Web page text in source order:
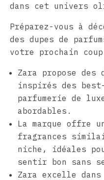
dans cet univers
Préparez-vous à
des dupes de
votre prochain
Zara propose des
inspirés des
parfumerie de
abordables.
La marque offre
fragrances
niche, idéales
sentir bon sans
Zara excelle